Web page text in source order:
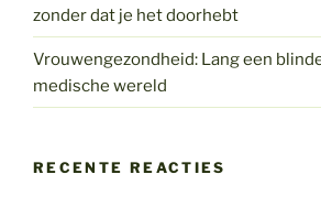
zonder dat je het doorhebt
Vrouwengezondheid: Lang een
medische wereld
RECENTE REACTIES